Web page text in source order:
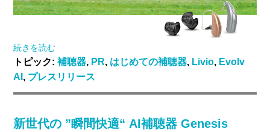
続きを読む
トピック: 補聴器, PR, はじめての補聴器, Livio, Evolv
AI , プレスリリース
新世代の ”瞬間快適“ AI補聴器 Genesis